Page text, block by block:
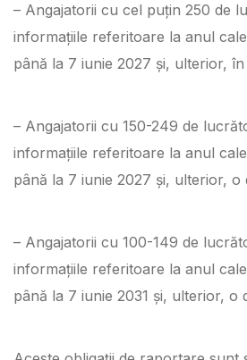
– Angajatorii cu cel puțin 250 de
informațiile referitoare la anul
până la 7 iunie 2027 și, ulterior,
– Angajatorii cu 150-249 de
informațiile referitoare la anul
până la 7 iunie 2027 și, ulterior, o
– Angajatorii cu 100-149 de
informațiile referitoare la anul
până la 7 iunie 2031 și, ulterior, o